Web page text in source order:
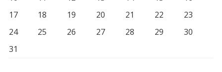
17
18 19 20 21 22
23
24
25 26 27 28 29
30
31